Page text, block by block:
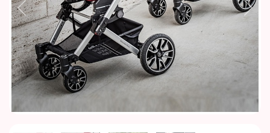
Previous Next